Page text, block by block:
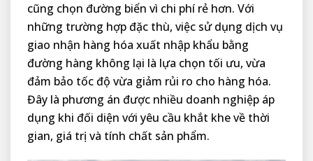
cũng chọn đường biển vì chi phí rẻ hơn. Với
những trường hợp đặc thù, việc sử dụng dịch vụ
giao nhận hàng hóa xuất nhập khẩu bằng
đường hàng không lại là lựa chọn tối ưu, vừa
đảm bảo tốc độ vừa giảm rủi ro cho hàng hóa.
Đây là phương án được nhiều doanh nghiệp áp
dụng khi đối diện với yêu cầu khắt khe về thời
gian, giá trị và tính chất sản phẩm.